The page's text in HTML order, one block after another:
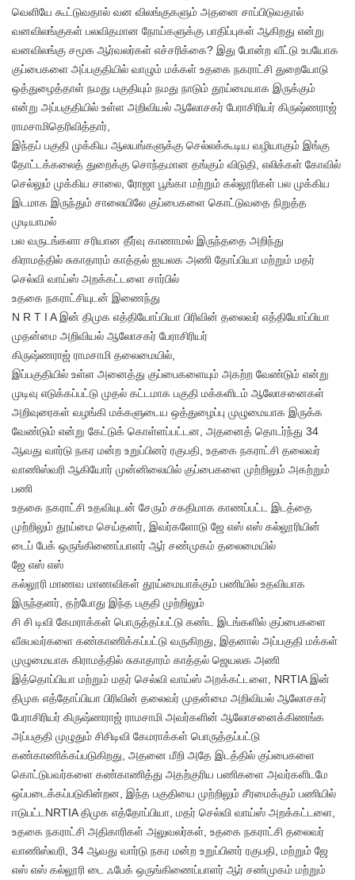
வெளியே கூட்டுவதால் வன விலங்குகளும் அதனை சாப்பிடுவதால்
வனவிலங்குகள் பலவிதமான நோய்களுக்கு பாதிப்புகள் ஆகிறது என்று
வனவிலங்கு சமூக ஆர்வலர்கள் எச்சரிக்கை? இது போன்ற வீட்டு உபயோக
குப்பைகளை அப்பகுதியில் வாழும் மக்கள் உதகை நகராட்சி துறையோடு
ஒத்துழைத்தாள் நமது பகுதியும் நமது நாடும் தூய்மையாக இருக்கும்
என்று அப்பகுதியில் உள்ள அறிவியல் ஆலோசகர் பேராசிரியர் கிருஷ்ணராஜ்
ராமசாமிதெரிவித்தார்,
இந்தப் பகுதி முக்கிய ஆலயங்களுக்கு செல்லக்கூடிய வழியாகும் இங்கு
தோட்டக்கலைத் துறைக்கு சொந்தமான தங்கும் விடுதி, எலிக்கள் கோவில்
செல்லும் முக்கிய சாலை, ரோஜா பூங்கா மற்றும் கல்லூரிகள் பல முக்கிய
இடமாக இருந்தும் சாலையிலே குப்பைகளை கொட்டுவதை நிறுத்த
முடியாமல்
பல வருடங்களா சரியான தீர்வு காணாமல் இருந்ததை அறிந்து
கிராமத்தில் சுகாதாரம் காத்தல் ஐயலக அணி தோப்பியா மற்றும் மதர்
செல்வி வாய்ஸ் அறக்கட்டளை சார்பில்
உதகை நகராட்சியுடன் இணைந்து
N R T I A இன் திமுக எத்தியோப்பியா பிரிவின் தலைவர் எத்தியோப்பியா
முதன்மை அறிவியல் ஆலோசகர் பேராசிரியர்
கிருஷ்ணராஜ் ராமசாமி தலைமையில்,
இப்பகுதியில் உள்ள அனைத்து குப்பைகளையும் அகற்ற வேண்டும் என்று
முடிவு எடுக்கப்பட்டு முதல் கட்டமாக பகுதி மக்களிடம் ஆலோசனைகள்
அறிவுரைகள் வழங்கி மக்களுடைய ஒத்துழைப்பு முழுமையாக இருக்க
வேண்டும் என்று கேட்டுக் கொள்ளப்பட்டன, அதனைத் தொடர்ந்து 34
ஆவது வார்டு நகர மன்ற உறுப்பினர் ரகுபதி, உதகை நகராட்சி தலைவர்
வாணிஸ்வரி ஆகியோர் முன்னிலையில் குப்பைகளை முற்றிலும் அகற்றும்
பணி
உதகை நகராட்சி உதவியுடன் சேரும் சகதிமாக காணப்பட்ட இடத்தை
முற்றிலும் தூய்மை செய்தனர், இவர்களோடு ஜே எஸ் எஸ் கல்லூரியின்
டைப் பேக் ஒருங்கிணைப்பாளர் ஆர் சண்முகம் தலைமையில்
ஜே எஸ் எஸ்
கல்லூரி மாணவ மாணவிகள் தூய்மையாக்கும் பணியில் உதவியாக
இருந்தனர், தற்போது இந்த பகுதி முற்றிலும்
சி சி டிவி கேமராக்கள் பொருத்தப்பட்டு கண்ட இடங்களில் குப்பைகளை
வீசுபவர்களை கண்காணிக்கப்பட்டு வருகிறது, இதனால் அப்பகுதி மக்கள்
முழுமையாக கிராமத்தில் சுகாதாரம் காத்தல் ஜெயலக அணி
இத்தொப்பியா மற்றும் மதர் செல்வி வாய்ஸ் அறக்கட்டளை, NRTIA இன்
திமுக எத்தோப்பியா பிரிவின் தலைவர் முதன்மை அறிவியல் ஆலோசகர்
பேராசிரியர் கிருஷ்ணராஜ் ராமசாமி அவர்களின் ஆலோசனைக்கிணங்க
அப்பகுதி முழுதும் சிசிடிவி கேமராக்கள் பொருத்தப்பட்டு
கண்காணிக்கப்படுகிறது, அதனை மீறி அதே இடத்தில் குப்பைகளை
கொட்டுபவர்களை கண்காணித்து அதற்குரிய பணிகளை அவர்களிடமே
ஒப்படைக்கப்படுகின்றன, இந்த பகுதியை முற்றிலும் சீரமைக்கும் பணியில்
ஈடுபட்டNRTIA திமுக எத்தோப்பியா, மதர் செல்வி வாய்ஸ் அறக்கட்டளை,
உதகை நகராட்சி அதிகாரிகள் அலுவலர்கள், உதகை நகராட்சி தலைவர்
வாணிஸ்வரி, 34 ஆவது வார்டு நகர மன்ற உறுப்பினர் ரகுபதி, மற்றும் ஜே
எஸ் எஸ் கல்லூரி டை ஃபேக் ஒருங்கிணைப்பாளர் ஆர் சண்முகம் மற்றும்